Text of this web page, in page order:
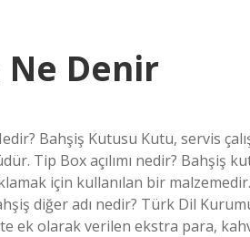
Denir
Bahşiş Kutusu Kutu, servis
Tip Box açılımı nedir? Bahşiş
için kullanılan bir
diğer adı nedir? Türk Dil
ek olarak verilen ekstra para,